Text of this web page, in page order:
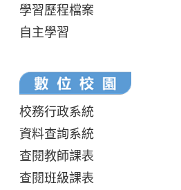
學習歷程檔案
自主學習
校務行政系統
資料查詢系統
查閱教師課表
查閱班級課表